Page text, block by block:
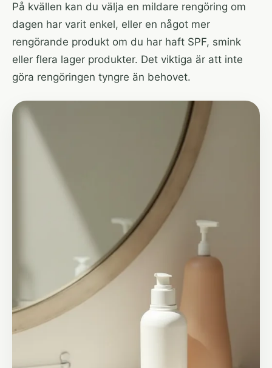
På kvällen kan du välja en mildare rengöring om
dagen har varit enkel, eller en något mer
rengörande produkt om du har haft SPF, smink
eller flera lager produkter. Det viktiga är att inte
göra rengöringen tyngre än behovet.